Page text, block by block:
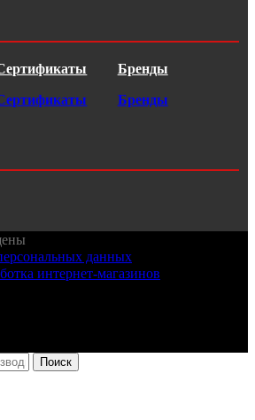
Бренды
Бренды
данных
интернет-магазинов
Поиск